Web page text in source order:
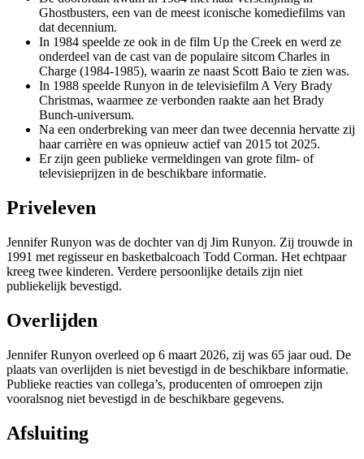
Ghostbusters, een van de meest iconische komediefilms van
dat decennium.
In 1984 speelde ze ook in de film Up the Creek en werd ze
onderdeel van de cast van de populaire sitcom Charles in
Charge (1984-1985), waarin ze naast Scott Baio te zien was.
In 1988 speelde Runyon in de televisiefilm A Very Brady
Christmas, waarmee ze verbonden raakte aan het Brady
Bunch-universum.
Na een onderbreking van meer dan twee decennia hervatte zij
haar carrière en was opnieuw actief van 2015 tot 2025.
Er zijn geen publieke vermeldingen van grote film- of
televisieprijzen in de beschikbare informatie.
Priveleven
Jennifer Runyon was de dochter van dj Jim Runyon. Zij trouwde in
1991 met regisseur en basketbalcoach Todd Corman. Het echtpaar
kreeg twee kinderen. Verdere persoonlijke details zijn niet
publiekelijk bevestigd.
Overlijden
Jennifer Runyon overleed op 6 maart 2026, zij was 65 jaar oud. De
plaats van overlijden is niet bevestigd in de beschikbare informatie.
Publieke reacties van collega’s, producenten of omroepen zijn
vooralsnog niet bevestigd in de beschikbare gegevens.
Afsluiting